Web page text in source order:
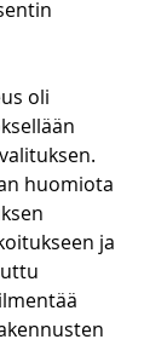
oli
huomiota
ja